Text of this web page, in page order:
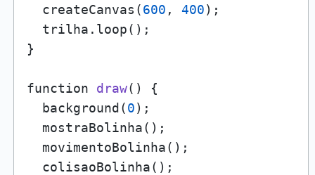
  createCanvas(
600 , 400);
  trilha.loop();
}
function draw()
{
  background(
0);
  mostraBolinha();
  movimentoBolinha();
  colisaoBolinha();